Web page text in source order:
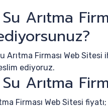
Arıtma
Arıtma Firması Web
ediyoruz.
Arıtma
Firması Web Sitesi